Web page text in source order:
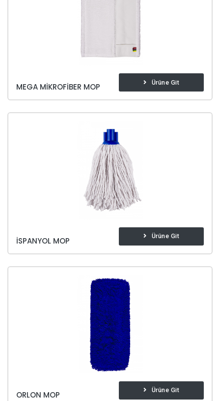
MEGA MIKROFIBER MOP Ürüne Git
İSPANYOL MOP Ürüne Git
ORLON MOP Ürüne Git